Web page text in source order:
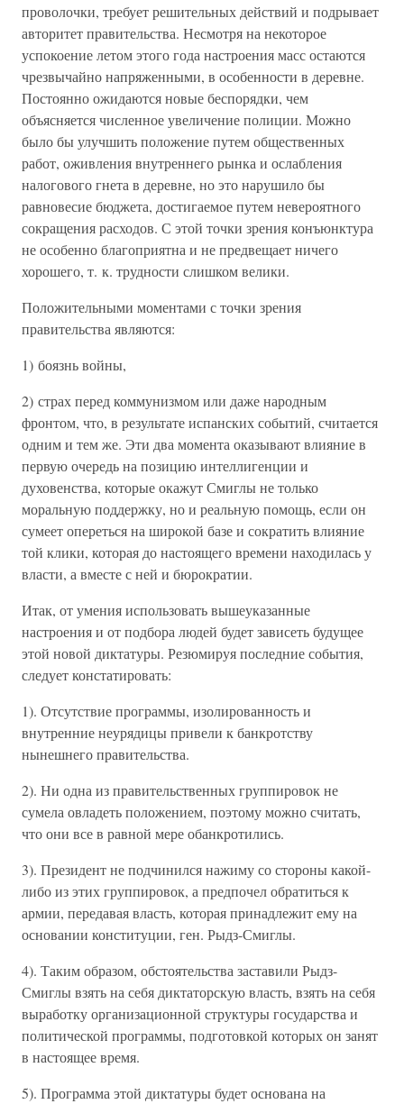
проволочки, требует решительных действий и подрывает
авторитет правительства. Несмотря на некоторое
успокоение летом этого года настроения масс остаются
чрезвычайно напряженными, в особенности в деревне.
Постоянно ожидаются новые беспорядки, чем
объясняется численное увеличение полиции. Можно
было бы улучшить положение путем общественных
работ, оживления внутреннего рынка и ослабления
налогового гнета в деревне, но это нарушило бы
равновесие бюджета, достигаемое путем невероятного
сокращения расходов. С этой точки зрения конъюнктура
не особенно благоприятна и не предвещает ничего
хорошего, т. к. трудности слишком велики.
Положительными моментами с точки зрения
правительства являются:
1) боязнь войны,
2) страх перед коммунизмом или даже народным
фронтом, что, в результате испанских событий, считается
одним и тем же. Эти два момента оказывают влияние в
первую очередь на позицию интеллигенции и
духовенства, которые окажут Смиглы не только
моральную поддержку, но и реальную помощь, если он
сумеет опереться на широкой базе и сократить влияние
той клики, которая до настоящего времени находилась у
власти, а вместе с ней и бюрократии.
Итак, от умения использовать вышеуказанные
настроения и от подбора людей будет зависеть будущее
этой новой диктатуры. Резюмируя последние события,
следует констатировать:
1). Отсутствие программы, изолированность и
внутренние неурядицы привели к банкротству
нынешнего правительства.
2). Ни одна из правительственных группировок не
сумела овладеть положением, поэтому можно считать,
что они все в равной мере обанкротились.
3). Президент не подчинился нажиму со стороны какой-
либо из этих группировок, а предпочел обратиться к
армии, передавая власть, которая принадлежит ему на
основании конституции, ген. Рыдз-Смиглы.
4). Таким образом, обстоятельства заставили Рыдз-
Смиглы взять на себя диктаторскую власть, взять на себя
выработку организационной структуры государства и
политической программы, подготовкой которых он занят
в настоящее время.
5). Программа этой диктатуры будет основана на